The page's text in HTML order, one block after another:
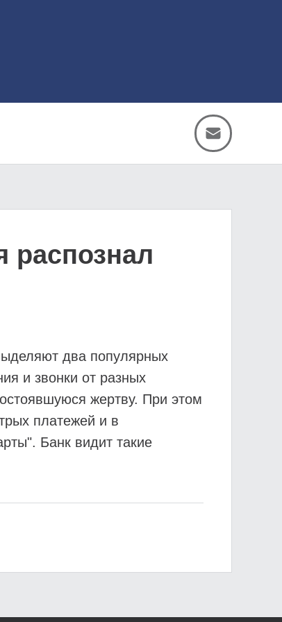
распознал
два популярных
и звонки от разных
жертву. При этом
платежей и в
Банк видит такие